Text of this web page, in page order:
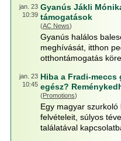
jan. 23
10:39
Gyanús Jákli
támogatások
(AC News)
Gyanús halálos
meghívását, itthon
otthontámogatás köre.
jan. 23
10:45
Hiba a Fradi-
egész?
(Promotions)
Egy magyar
felvételeit, súlyos
találatával